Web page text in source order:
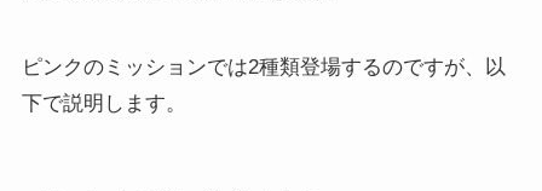
ピンクのミッションでは2種類登場するのですが、以
下で説明します。